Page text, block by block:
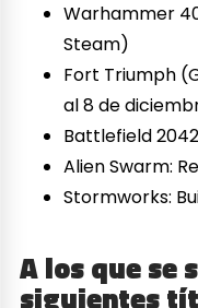
Warhammer
Steam)
Fort Triumph
al 8 de
Battlefield
Alien Swarm:
Stormworks:
A los que se
siguientes